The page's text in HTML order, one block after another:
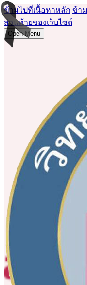
ข้ามไปที่เนื้อหาหลัก ข้า
ส่วนท้ายของเว็บไซต์
Open Menu